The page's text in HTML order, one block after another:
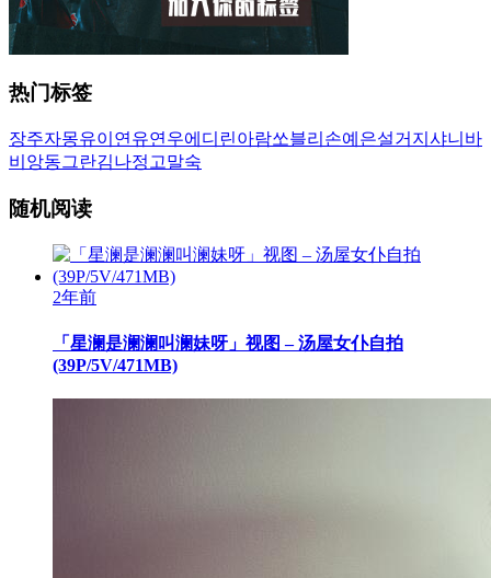
热门标签
장주자몽유이 연유연우에디린아람쏘블리 손예은설거지 샤니 바
비앙동그란김나정 고말숙
随机阅读
2年前
「星澜是澜澜叫澜妹呀」视图 – 汤屋女仆自拍
(39P/5V/471MB)